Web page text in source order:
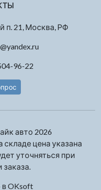
п. 21, Москва, РФ
96-22
авто 2026
цена указана
уточняться при
в OKsoft